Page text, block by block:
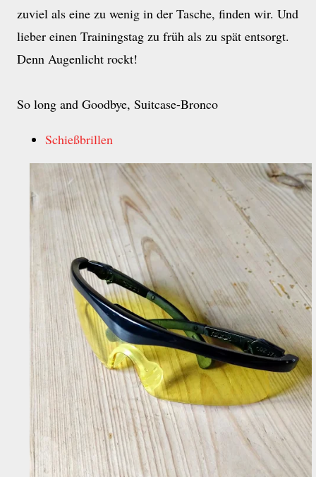
zuviel als eine zu wenig in der Tasche, finden wir. Und
lieber einen Trainingstag zu früh als zu spät entsorgt.
Denn Augenlicht rockt!
So long and Goodbye, Suitcase-Bronco
Schießbrillen